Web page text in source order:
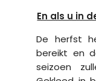
En als u in
De herfst
bereikt en
seizoen